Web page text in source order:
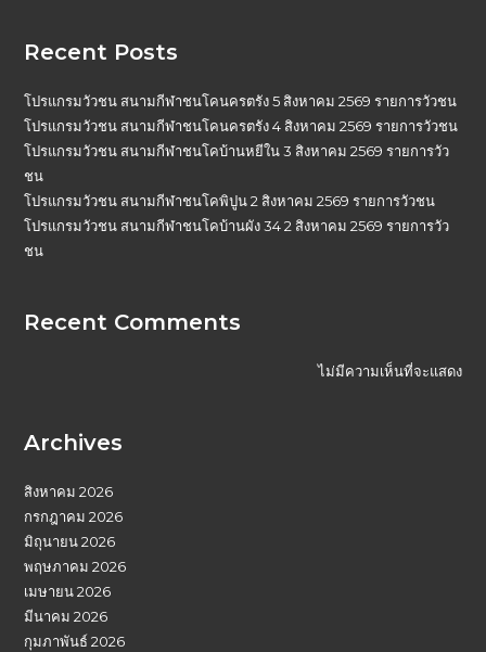
Recent Posts
โปรแกรมวัวชน สนามกีฬาชนโคนครตรัง 5 สิงหาคม 2569 รายการวัวชน
โปรแกรมวัวชน สนามกีฬาชนโคนครตรัง 4 สิงหาคม 2569 รายการวัวชน
โปรแกรมวัวชน สนามกีฬาชนโคบ้านหยีใน 3 สิงหาคม 2569 รายการวัว
ชน
โปรแกรมวัวชน สนามกีฬาชนโคพิปูน 2 สิงหาคม 2569 รายการวัวชน
โปรแกรมวัวชน สนามกีฬาชนโคบ้านผัง 34 2 สิงหาคม 2569 รายการวัว
ชน
Recent Comments
ไม่มีความเห็นที่จะแสดง
Archives
สิงหาคม 2026
กรกฎาคม 2026
มิถุนายน 2026
พฤษภาคม 2026
เมษายน 2026
มีนาคม 2026
กุมภาพันธ์ 2026